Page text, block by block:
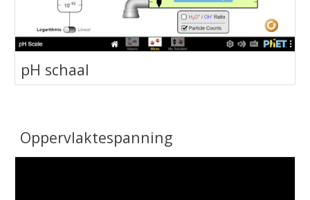
‪pH schaal‬
Oppervlaktespanning